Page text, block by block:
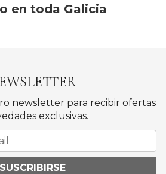
en toda Galicia
newsletter para recibir ofertas
exclusivas.
SUSCRIBIRSE